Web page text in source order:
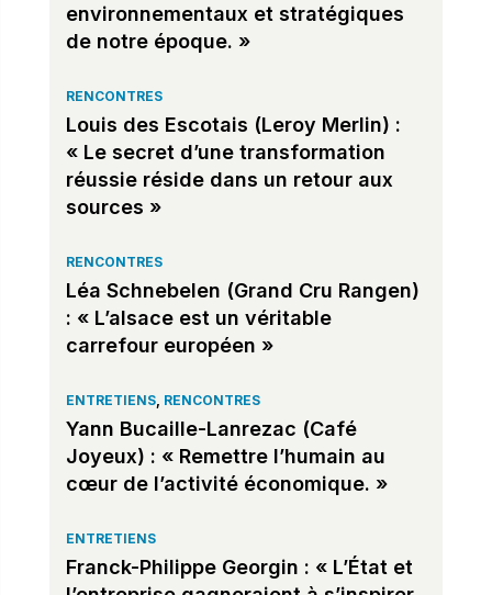
environnementaux et stratégiques
de notre époque. »
RENCONTRES
Louis des Escotais (Leroy Merlin) :
« Le secret d’une transformation
réussie réside dans un retour aux
sources »
RENCONTRES
Léa Schnebelen (Grand Cru Rangen)
: « L’alsace est un véritable
carrefour européen »
ENTRETIENS, RENCONTRES
Yann Bucaille-Lanrezac (Café
Joyeux) : « Remettre l’humain au
cœur de l’activité économique. »
ENTRETIENS
Franck-Philippe Georgin : « L’État et